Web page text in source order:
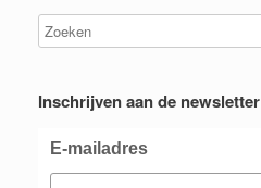
Inschrijven aan de newsletter
E-mailadres